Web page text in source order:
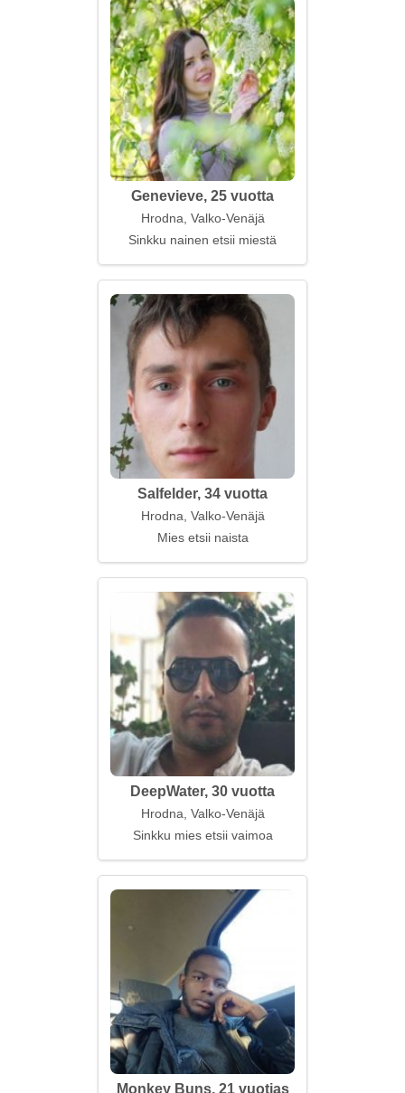
Genevieve, 25 vuotta
Hrodna, Valko-Venäjä
Sinkku nainen etsii miestä
Salfelder, 34 vuotta
Hrodna, Valko-Venäjä
Mies etsii naista
DeepWater, 30 vuotta
Hrodna, Valko-Venäjä
Sinkku mies etsii vaimoa
Monkey Buns, 21 vuotias